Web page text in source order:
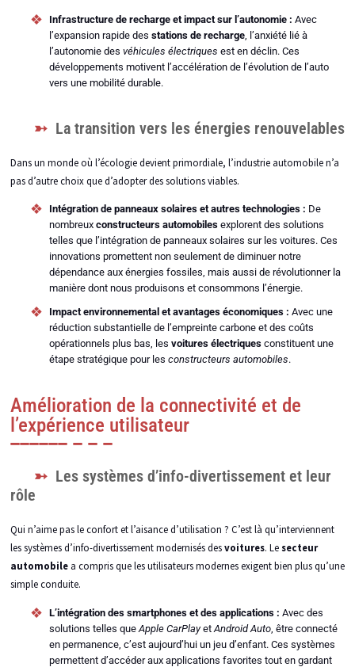
Infrastructure de recharge et impact sur l’autonomie : Avec
l’expansion rapide des stations de recharge, l’anxiété lié à
l’autonomie des véhicules électriques est en déclin. Ces
développements motivent l’accélération de l’évolution de l’auto
vers une mobilité durable.
La transition vers les énergies renouvelables
Dans un monde où l’écologie devient primordiale, l’industrie automobile n’a
pas d’autre choix que d’adopter des solutions viables.
Intégration de panneaux solaires et autres technologies : De
nombreux constructeurs automobilesexplorent des solutions
telles que l’intégration de panneaux solaires sur les voitures. Ces
innovations promettent non seulement de diminuer notre
dépendance aux énergies fossiles, mais aussi de révolutionner la
manière dont nous produisons et consommons l’énergie.
Impact environnemental et avantages économiques : Avec une
réduction substantielle de l’empreinte carbone et des coûts
opérationnels plus bas, les voitures électriquesconstituent une
étape stratégique pour les constructeurs automobiles.
Amélioration de la connectivité et de
l’expérience utilisateur
Les systèmes d’info-divertissement et leur
rôle
Qui n’aime pas le confort et l’aisance d’utilisation ? C’est là qu’interviennent
les systèmes d’info-divertissement modernisés desvoitures. Le secteur
automobilea compris que les utilisateurs modernes exigent bien plus qu’une
simple conduite.
L’intégration des smartphones et des applications : Avec des
solutions telles que Apple CarPlayet Android Auto, être connecté
en permanence, c’est aujourd’hui un jeu d’enfant. Ces systèmes
permettent d’accéder aux applications favorites tout en gardant